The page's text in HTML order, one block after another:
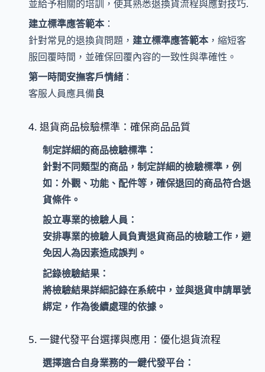
並給予相關的培訓，使其熟悉退換貨流程與應對技巧.
建立標準應答範本 ：
針對常見的退換貨問題， 建立標準應答範本 ，縮短客
服回覆時間，並確保回覆內容的一致性與準確性。
第一時間安撫客戶情緒 ：
客服人員應具備良
4. 退貨商品檢驗標準：確保商品品質
制定詳細的商品檢驗標準 ：
針對不同類型的商品， 制定詳細的檢驗標準 ，例
如： 外觀 、 功能 、 配件等，確保退回的商品符合退
貨條件。
設立專業的檢驗人員 ：
安排專業的檢驗人員負責退貨商品的檢驗工作， 避
免因人為因素造成誤判 。
記錄檢驗結果 ：
將檢驗結果詳細記錄在系統中 ，並與退貨申請單號
綁定，作為後續處理的依據。
5. 一鍵代發平台選擇與應用：優化退貨流程
選擇適合自身業務的一鍵代發平台 ：